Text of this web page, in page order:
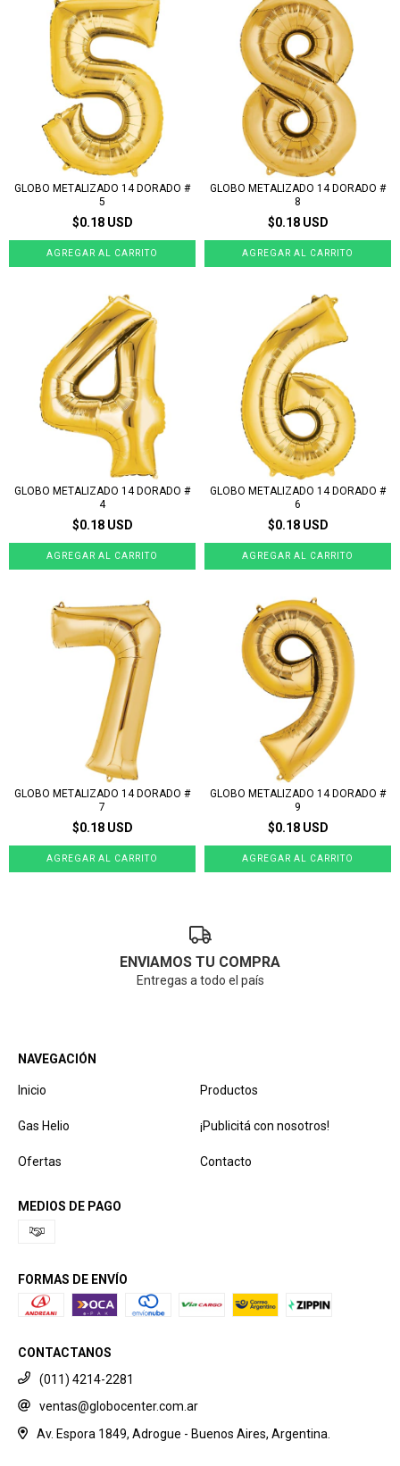
GLOBO METALIZADO 14 DORADO #
5
$0.18 USD
GLOBO METALIZADO 14 DORADO #
8
$0.18 USD
GLOBO METALIZADO 14 DORADO #
4
$0.18 USD
GLOBO METALIZADO 14 DORADO #
6
$0.18 USD
GLOBO METALIZADO 14 DORADO #
7
$0.18 USD
GLOBO METALIZADO 14 DORADO #
9
$0.18 USD
ENVIAMOS TU COMPRA
Entregas a todo el país
NAVEGACIÓN
Inicio Productos
Gas Helio ¡Publicitá con nosotros!
Ofertas Contacto
MEDIOS DE PAGO
FORMAS DE ENVÍO
CONTACTANOS
(011) 4214-2281
ventas@globocenter.com.ar
Av. Espora 1849, Adrogue - Buenos Aires, Argentina.